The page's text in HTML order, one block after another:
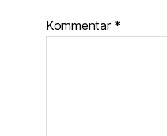
Kommentar *